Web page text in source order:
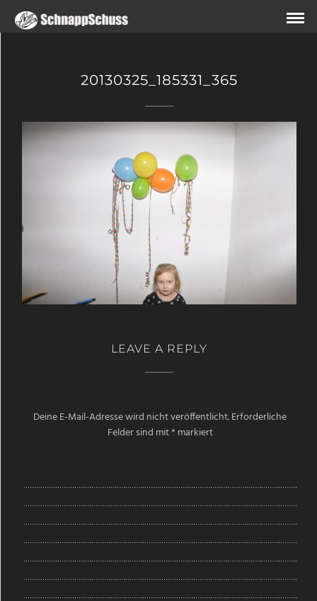
20130325_185331_365
LEAVE A REPLY
Deine E-Mail-Adresse wird nicht veröffentlicht.Erforderliche
Felder sind mit* markiert